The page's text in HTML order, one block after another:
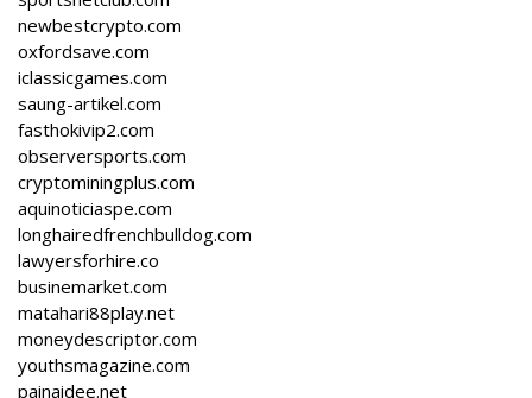
newbestcrypto.com
oxfordsave.com
iclassicgames.com
saung-artikel.com
fasthokivip2.com
observersports.com
cryptominingplus.com
aquinoticiaspe.com
longhairedfrenchbulldog.com
lawyersforhire.co
businemarket.com
matahari88play.net
moneydescriptor.com
youthsmagazine.com
painaidee.net